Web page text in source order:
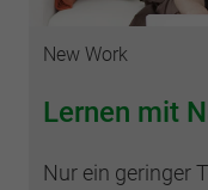
Kategorie
New Work
Lernen mit
Nur ein geringer